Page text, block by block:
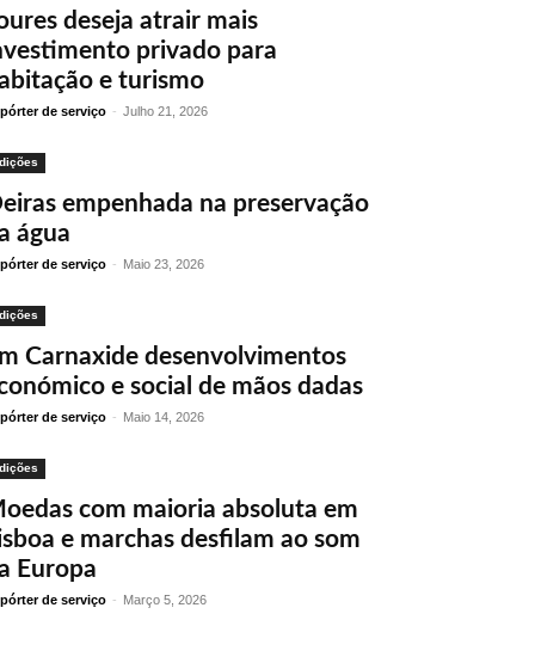
deseja atrair mais
privado para
e turismo
de serviço - Julho 21, 2026
empenhada na preservação
água
de serviço - Maio 23, 2026
Carnaxide desenvolvimentos
e social de mãos dadas
de serviço - Maio 14, 2026
com maioria absoluta em
e marchas desfilam ao som
Europa
de serviço - Março 5, 2026